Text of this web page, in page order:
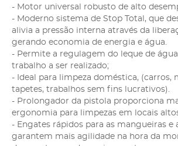
- Motor universal robusto de alto
- Moderno sistema de Stop Total, que
alivia a pressão interna através da
gerando economia de energia e água.
- Permite a regulagem do leque de
trabalho a ser realizado;
- Ideal para limpeza doméstica, (carros,
tapetes, trabalhos sem fins lucrativos).
- Prolongador da pistola proporciona
ergonomia para limpezas em locais
- Engates rápidos para as mangueiras e
garantem mais agilidade na hora da